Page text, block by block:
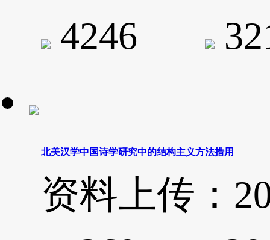
4246
北美汉学中国诗学研究中的结构主义方法措用
资料上传：